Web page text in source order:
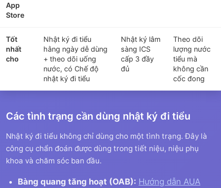
App
Store
Tốt
nhất
cho
Nhật ký đi tiểu
hằng ngày dễ dùng
+ theo dõi uống
nước, có Chế độ
nhật ký đi tiểu
Nhật ký lâm
sàng ICS
cấp 3 đầy
đủ
Theo dõi
lượng nước
tiểu mà
không cần
cốc đong
Các tình trạng cần dùng nhật ký đi tiểu
Nhật ký đi tiểu không chỉ dùng cho một tình trạng. Đây là
công cụ chẩn đoán được dùng trong tiết niệu, niệu phụ
khoa và chăm sóc ban đầu.
Bàng quang tăng hoạt (OAB): Hướng dẫn AUA